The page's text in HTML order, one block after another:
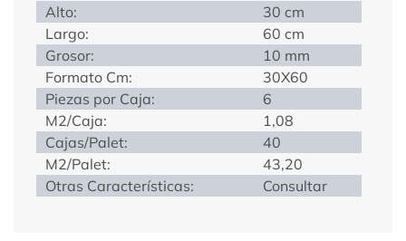
Alto:
30 cm
Largo:
60 cm
Grosor:
10 mm
Formato Cm:
30X60
Piezas por Caja:
6
M2/Caja:
1,08
Cajas/Palet:
40
M2/Palet:
43,20
Otras Características:
Consultar